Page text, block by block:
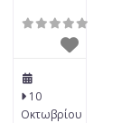
10
Οκτωβρίου